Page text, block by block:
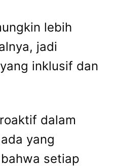
lebih
jadi
inklusif dan
dalam
yang
setiap